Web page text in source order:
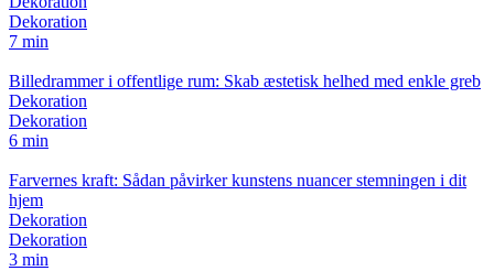
Dekoration
7 min
Billedrammer i offentlige rum: Skab æstetisk helhed med enkle greb
Dekoration
Dekoration
6 min
Farvernes kraft: Sådan påvirker kunstens nuancer stemningen i dit
hjem
Dekoration
Dekoration
3 min